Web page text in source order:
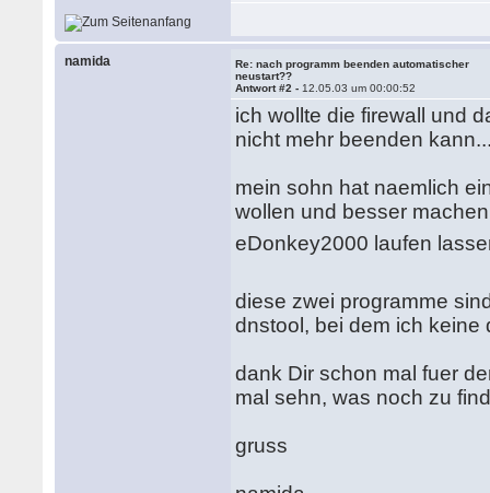
namida
Re: nach programm beenden automatischer
neustart??
Antwort #2 - 12.05.03 um 00:00:52
ich wollte die firewall und
nicht mehr beenden
mein sohn hat naemlich
wollen und besser
eDonkey2000 laufen
diese zwei programme
dnstool, bei dem ich
dank Dir schon mal fuer
mal sehn, was noch zu
gruss